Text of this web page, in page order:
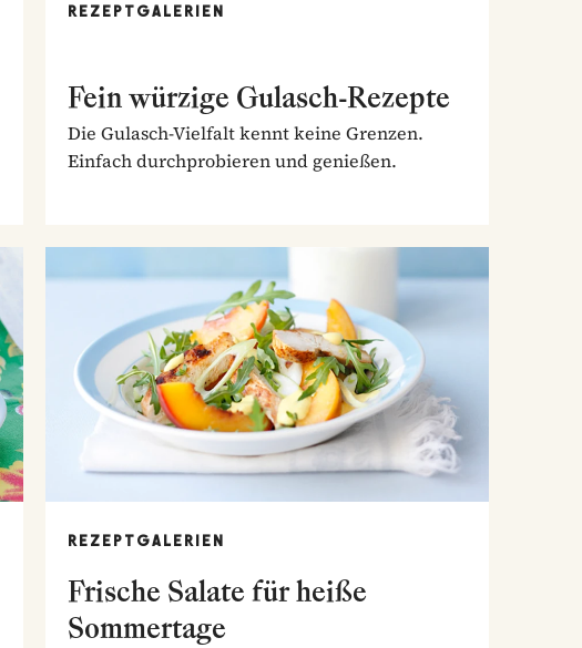
REZEPTGALERIEN
Fein würzige Gulasch-Rezepte
Die Gulasch-Vielfalt kennt keine Grenzen.
Einfach durchprobieren und genießen.
REZEPTGALERIEN
Frische Salate für heiße
Sommertage